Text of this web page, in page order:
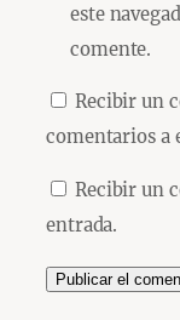
este
comente.
Recibir un
comentarios a
Recibir un
entrada.